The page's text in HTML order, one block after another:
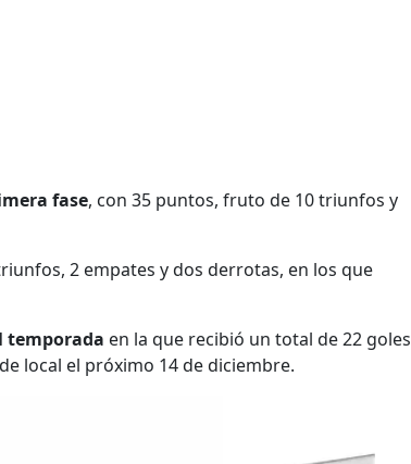
fase, con 35 puntos, fruto de 10 triunfos y
2 empates y dos derrotas, en los que
temporada en la que recibió un total de 22 goles
local el próximo 14 de diciembre.